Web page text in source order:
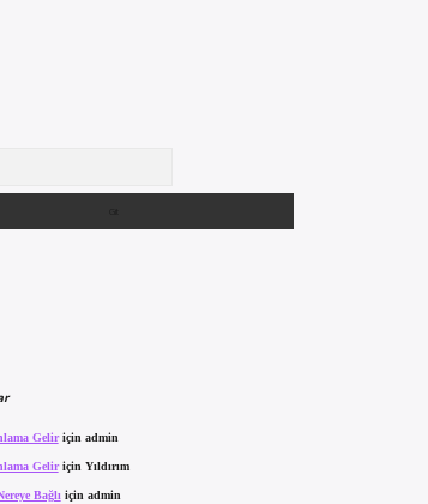
Geliriçin admin
Geliriçin Yıldırım
Bağlı için admin